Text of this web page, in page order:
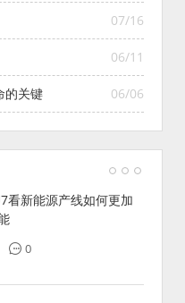
07/16
06/11
06/06
的关键
看新能源产线如何更加
0